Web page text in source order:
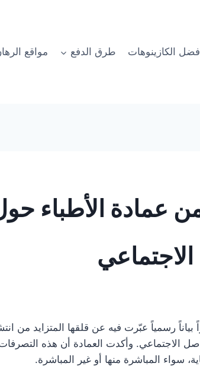
افضل الكازينوهات
طرق الدفع مواقع
عمادة الأطباء
رسمياً عبّرت فيه عن قلقها المتزايد من
الاجتماعي. وأكدت العمادة أن هذه
سواء المباشرة منها أو غير المباشرة.